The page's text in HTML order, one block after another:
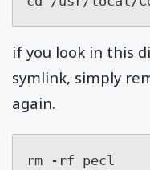
if you look in this
symlink, simply
again.
rm -rf pecl